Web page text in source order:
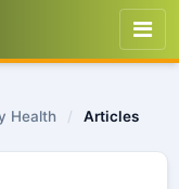
Health
/ Articles